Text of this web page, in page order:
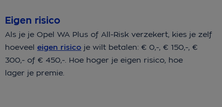
Eigen risico
Als je je Opel WA Plus of All-Risk verzekert, kies je zelf
hoeveel eigen risico je wilt betalen: € 0,-, € 150,-, €
300,- of € 450,-. Hoe hoger je eigen risico, hoe
lager je premie.